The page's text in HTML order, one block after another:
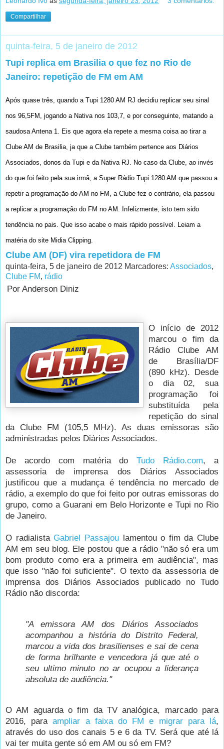
Compartilhar
quinta-feira, 5 de janeiro de 2012
Tupi replica em Brasilia o que fez no Rio de
Janeiro: repetição de FM em AM
Após quase três, quando a Tupi 1280 AM RJ decidiu replicar seu sinal
nos 96,5FM, jogando a Nativa nos 103,7, e por conseguinte, matando a
saudosa Antena 1. Eis que agora ela repete a mesma coisa ao tirar a
Clube AM de Brasilia, ja que a Clube também pertence aos Diários
Associados, donos da Tupi e da Nativa RJ. No caso da Clube, ao invés
do que foi feito pela sua irmã, a Super Rádio Tupi 1280 AM que passou a
repetir a programação do AM no FM, a Clube fez o contrário, ela passou
a replicar a programação do FM no AM. Infelizmente, isto tem sido
tendência no pais. Que isso acabe o mais rápido possível. Leiam a
matéria do site Midia Clipping.
Clube AM (DF) vira repetidora de FM
quinta-feira, 5 de janeiro de 2012 Marcadores: Associados,
Clube FM, rádio
Por Anderson Diniz
O início de 2012
marcou o fim da
Rádio Clube AM
de Brasília/DF
(890 kHz). Desde
o dia 02, sua
programação foi
substituída pela
repetição do sinal
da Clube FM (105,5 MHz). As duas emissoras são
administradas pelos Diários Associados.
De acordo com matéria doTudo Rádio.com, a
assessoria de imprensa dos Diários Associados
justificou que a mudança é tendência no mercado de
rádio, a exemplo do que foi feito por outras emissoras do
grupo, como a Guarani em Belo Horizonte e Tupi no Rio
de Janeiro.
O radialista Gabriel Passajoulamentou o fim da Clube
AM em seu blog. Ele postou que a rádio "não só era um
bom produto como era a primeira em audiência", mas
que isso "não foi suficiente". O texto da assessoria de
imprensa dos Diários Associados publicado no Tudo
Rádio não discorda:
"A emissora AM dos Diários Associados
acompanhou a história do Distrito Federal,
marcou a vida dos brasilienses e sai de cena
de forma brilhante e vencedora já que até o
seu ultimo minuto no ar ocupou a liderança
absoluta de audiência."
O AM aguarda o fim da TV analógica, marcado para
2016, paraampliar a faixa do FM e migrar para lá,
através do uso dos canais 5 e 6 da TV. Será que até lá
vai ter muita gente só em AM ou só em FM?